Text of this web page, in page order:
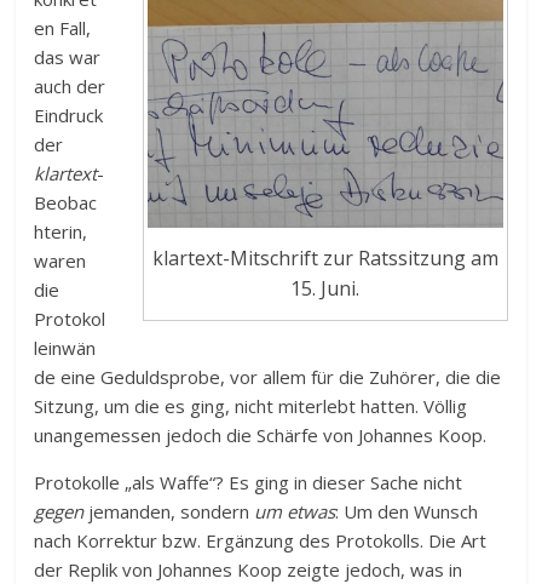
klartext-Mitschrift zur Ratssitzung am
15. Juni.
en Fall,
das war
auch der
Eindruck
der
klartext-
Beobac
hterin,
waren
die
Protokol
leinwän
de eine Geduldsprobe, vor allem für die Zuhörer, die die
Sitzung, um die es ging, nicht miterlebt hatten. Völlig
unangemessen jedoch die Schärfe von Johannes Koop.
Protokolle „als Waffe“? Es ging in dieser Sache nicht
gegenjemanden, sondern um etwas: Um den Wunsch
nach Korrektur bzw. Ergänzung des Protokolls. Die Art
der Replik von Johannes Koop zeigte jedoch, was in